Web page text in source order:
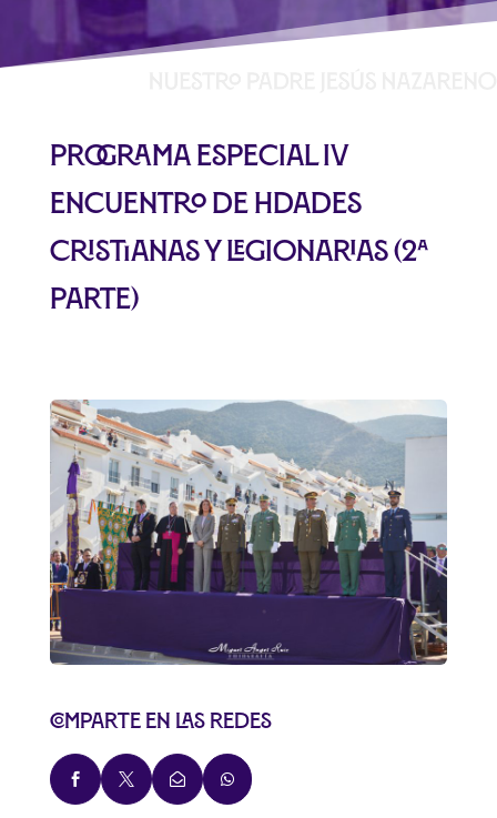
Programa especial IV
encuentro de Hdades
cristianas y legionarias (2ª
parte)
Comparte en las redes
   